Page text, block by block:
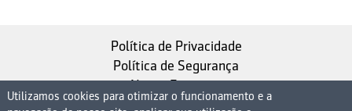
Política de Privacidade
Política de Segurança
Nosso Estatuto
Utilizamos cookies para otimizar o funcionamento e a